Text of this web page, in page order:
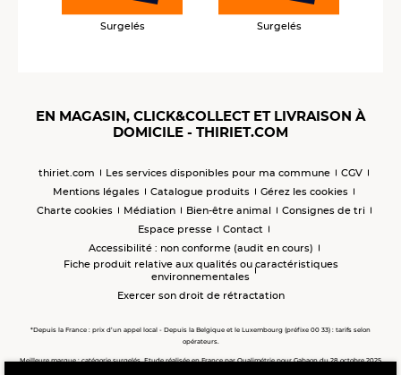
Surgelés Surgelés
EN MAGASIN, CLICK&COLLECT ET LIVRAISON À
DOMICILE - THIRIET.COM
thiriet.com Les services disponibles pour ma commune
CGV
Mentions légales
Catalogue produits
Gérez les cookies
Charte cookies
Médiation Bien-être animal
Consignes de tri
Espace presse
Contact
Accessibilité : non conforme (audit en cours)
Fiche produit relative aux qualités ou caractéristiques
environnementales
Exercer son droit de rétractation
*Depuis la France : prix d’un appel local - Depuis la Belgique et le Luxembourg (préfixe 00 33) : tarifs selon
opérateurs.
Meilleure marque : catégorie surgelés. Etude réalisée en France par Qualimétrie pour Gabaon du 28 octobre 2025